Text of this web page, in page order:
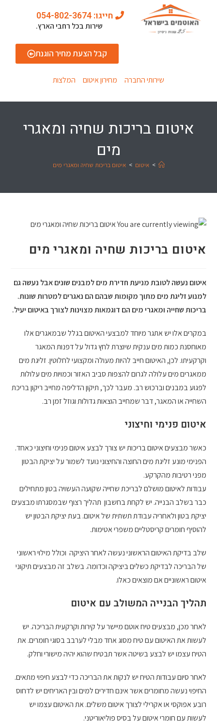
חייגו: 054-802-3674
שירות בכל רחבי הארץ.
קבל הצעת מחיר הוגנת
שירותי החברה מחירון איטום המלצות
איטום בריכות שחיה ומאגרי
מים
> איטום > איטום בריכות שחיה ומאגרי מים
איטום בריכות שחיה ומאגרי מים
איטום נעשה לטובת מניעת חדירת מים למבנים שונים אבל נעשה גם
למנוע זליגת מים מתוך מקומות שבהם הם נאגרים למטרות שונות.
בריכות שחייה ומאגרי מים הם דוגמאות מצוינות לצורך באיטום יעיל.
במקרים אלו יש אתגר מיוחד למבצעי האיטום בגלל שבמאגרים אלו
מאוחסנת כמות מים ענקית שיוצרת לחץ גדול על דפנות המאגר
וקרקעיתו. לכן, האיטום חייב להיות מעולה ומקצועי לחלוטין. זליגת מים
ממאגרים מים עלולה לגרום להצפות סביב האזור וכמויות מים עלולות
לפגוע במבנים וברכוש רב. מעבר לכך, תיקון הדליפה מחייב ריקון בריכת
השחייה או המאגר, דבר שמחייב הוצאות גדולות וגוזל זמן רב.
איטום פנימי וחיצוני
כאשר מבצעים איטום בריכות יש צורך לבצע איטום פנימי וחיצוני כאחד.
הפנימי מונע זליגת מים החוצה והחיצוני נועד לשמור על יציקת הבטון
מפני רטיבות מהקרקע.
עבודות לאיטום מושלם לבריכת שחייה שקועה העשויה בטון מתחילים
כבר בשלב הבנייה. יש לקחת בחשבון תהליך רצוף שבמסגרתו מבצעים
יציקת בטון ולאחריה עבודת תשתית של איטום. בעת יציקת הבטון יש
להוסיף חומרים קריסטליים משפרי אטימות.
שלב בדיקת האיטום הראשוני נעשה לאחר היציקה וכולל מילוי ראשוני
של הבריכה לבדיקת כשלים ביציקה וכדומה. בשלב זה מבצעים תיקוני
איטום ראשוניים אם מוצאים כאלו.
תהליך הבנייה המשולב עם איטום
לאחר מכן, מבצעים טיח אוטם מיישר על קירות וקרקעית הבריכה. יש
לעשות את האיטום עם טיח מסוג אחד מבלי לערבב בסוגי חומרים. את
הטיח עצמו יש לבצע בשיטה אשר תבטיח שהוא יהיה מישורי וחלק.
לאחר סיום עבודות הטיח יש לנקות את הבריכה כדי לבצע חיפוי מתאים.
החיפוי נעשה מחומרים אשר אינם חדירים למים ובין האריחים יש לדחוס
רובע אפוקסי או אקרילי לצורך איטום משלים. את האיטום עצמו יש
לעשות עם חומרי איטום על בסיס פוליאוריטני.